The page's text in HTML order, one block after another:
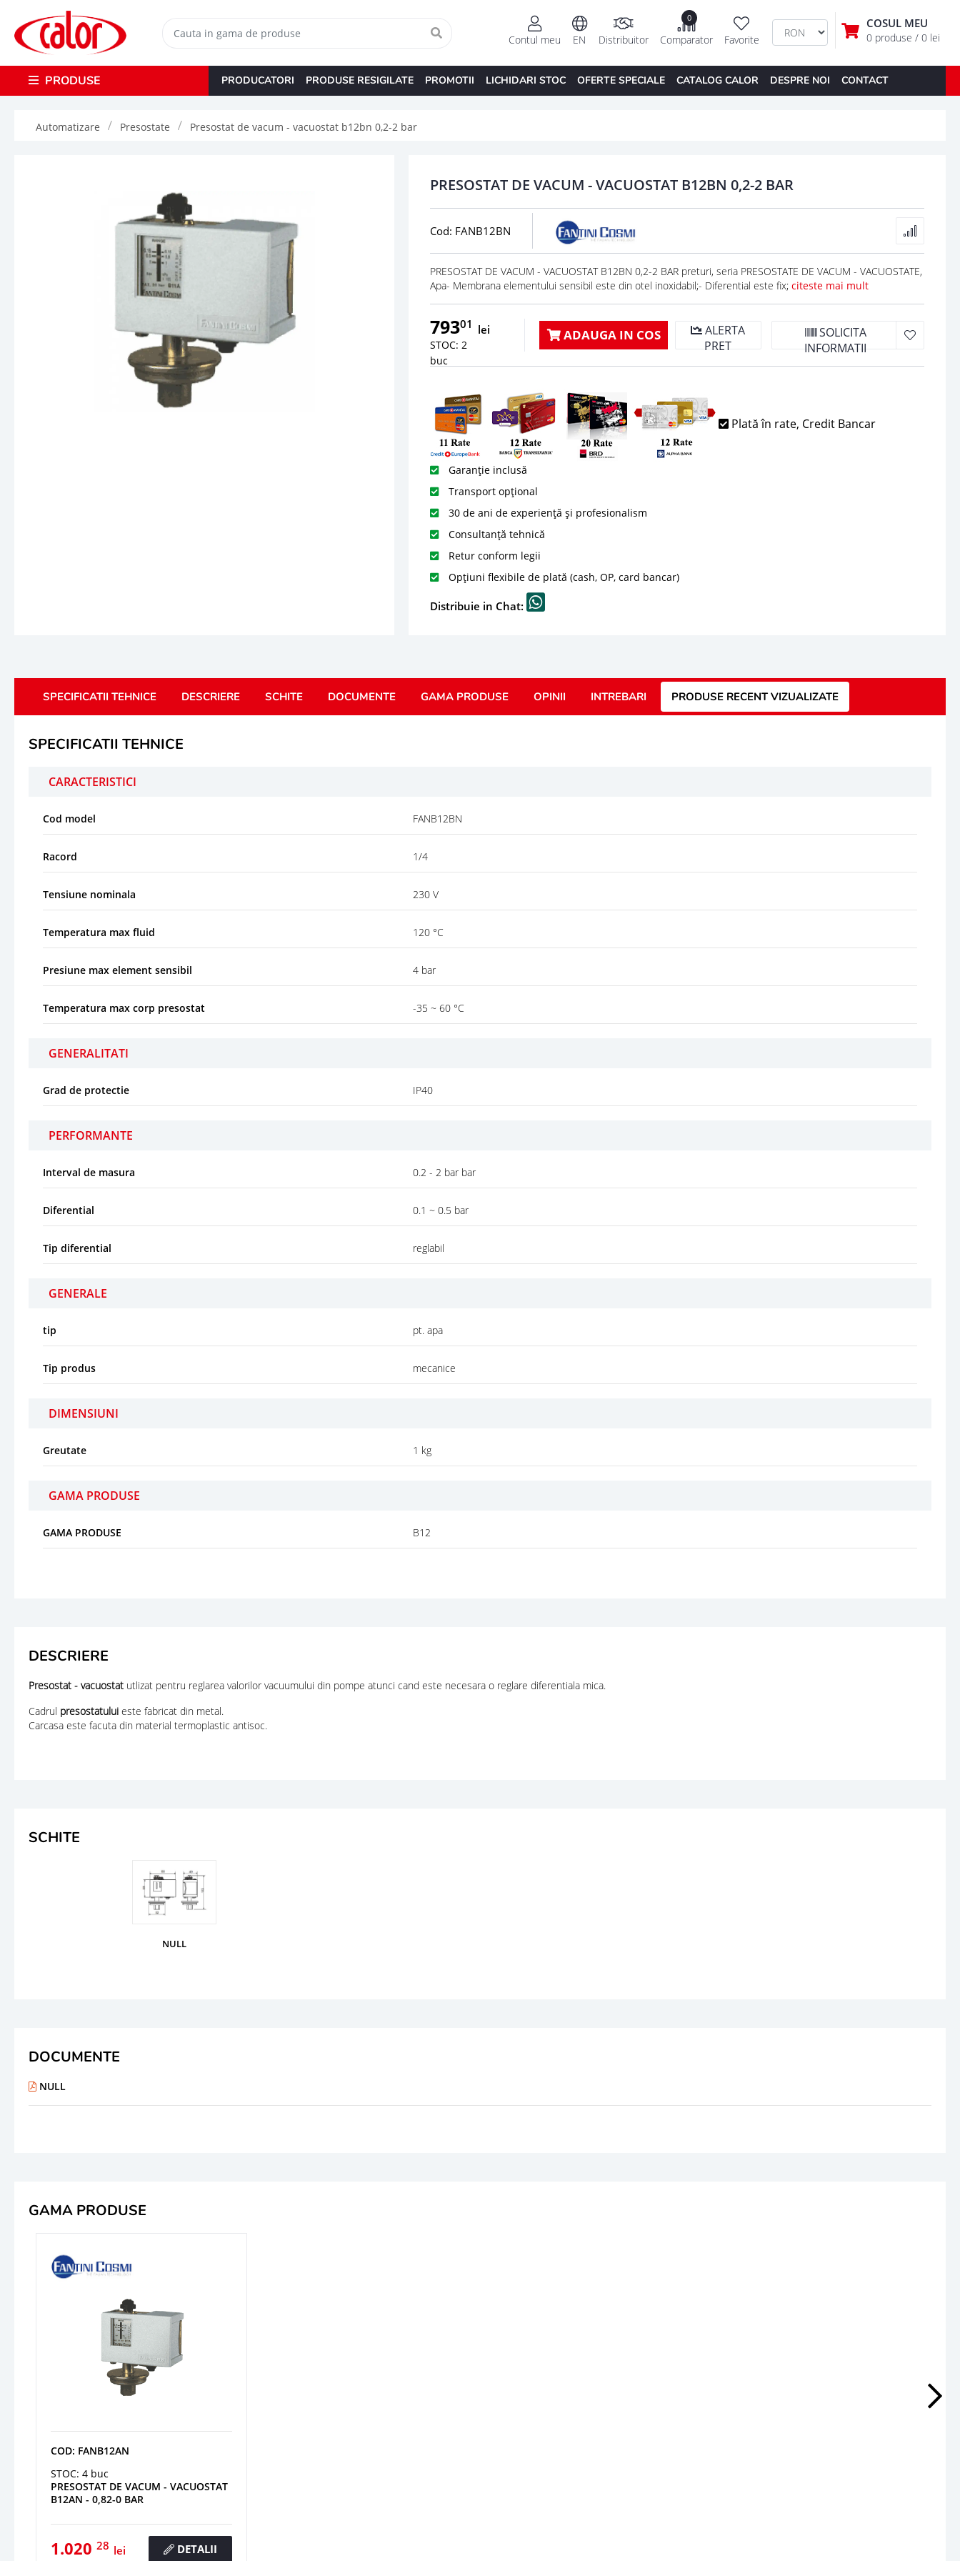
COSUL MEU
0 produse / 0 lei
Favorite
0
Comparator
Distribuitor
EN
Contul meu
PRODUSE PRODUCATORI PRODUSE RESIGILATE PROMOTII LICHIDARI STOC OFERTE SPECIALE CATALOG CALOR DESPRE NOI CONTACT
Automatizare Presostate Presostat de vacum - vacuostat b12bn 0,2-2 bar
PRESOSTAT DE VACUM - VACUOSTAT B12BN 0,2-2 BAR
Cod: FANB12BN
PRESOSTAT DE VACUM - VACUOSTAT B12BN 0,2-2 BAR preturi, seria PRESOSTATE DE VACUM - VACUOSTATE,
Apa- Membrana elementului sensibil este din otel inoxidabil;- Diferential este fix; citeste mai mult
79301 lei
STOC: 2
buc
ADAUGA IN COS
ALERTA
PRET
SOLICITA
INFORMATII
Plată în rate, Credit Bancar
Garanție inclusă
Transport opțional
30 de ani de experiență și profesionalism
Consultanță tehnică
Retur conform legii
Opțiuni flexibile de plată (cash, OP, card bancar)
Distribuie in Chat:
SPECIFICATII TEHNICE DESCRIERE SCHITE DOCUMENTE GAMA PRODUSE OPINII INTREBARI PRODUSE RECENT VIZUALIZATE
SPECIFICATII TEHNICE
CARACTERISTICI
Cod model FANB12BN
Racord 1/4
Tensiune nominala 230 V
Temperatura max fluid 120 °C
Presiune max element sensibil 4 bar
Temperatura max corp presostat -35 ~ 60 °C
GENERALITATI
Grad de protectie IP40
PERFORMANTE
Interval de masura 0.2 - 2 bar bar
Diferential 0.1 ~ 0.5 bar
Tip diferential reglabil
GENERALE
tip pt. apa
Tip produs mecanice
DIMENSIUNI
Greutate 1 kg
GAMA PRODUSE
GAMA PRODUSE B12
DESCRIERE
Presostat - vacuostat utlizat pentru reglarea valorilor vacuumului din pompe atunci cand este necesara o reglare diferentiala mica.
Cadrul presostatului este fabricat din metal.
Carcasa este facuta din material termoplastic antisoc.
SCHITE
NULL
DOCUMENTE
NULL
GAMA PRODUSE
COD: FANB12AN
STOC: 4 buc
PRESOSTAT DE VACUM - VACUOSTAT
B12AN - 0,82-0 BAR
1.020 28 lei DETALII